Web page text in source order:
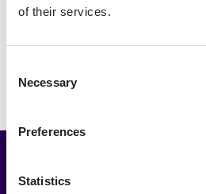
of their services.
Selection
Necessary
Preferences
Statistics
Selecteer taal